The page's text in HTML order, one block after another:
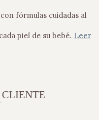
fórmulas cuidadas al
piel de su bebé. Leer